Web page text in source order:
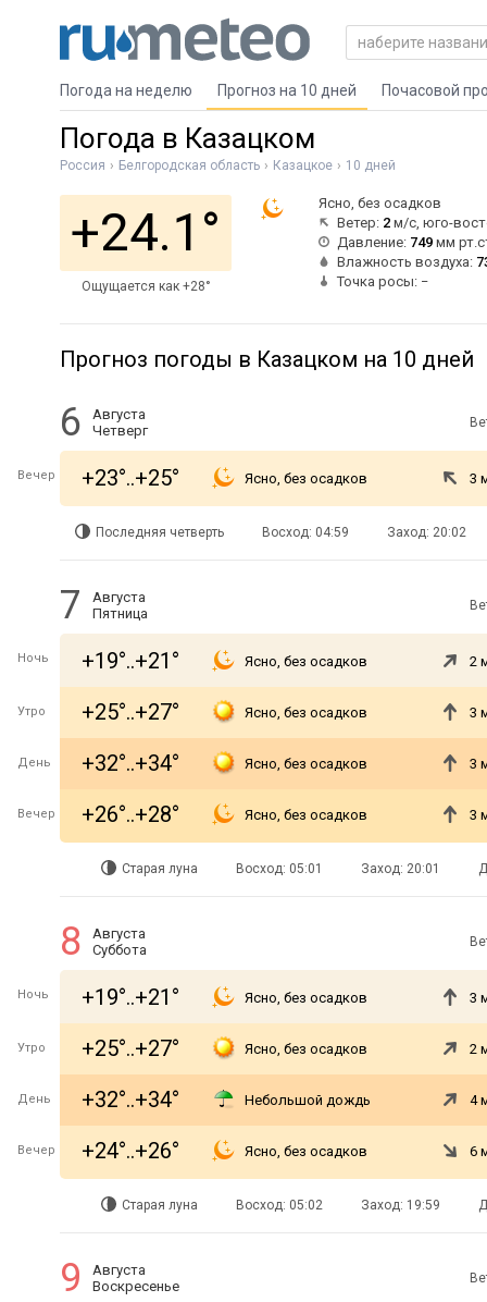
Погода на неделю Прогноз на 10 дней Почасовой
Погода в Казацком
Россия Белгородская область Казацкое 10 дней
+24.1°
Ощущается как +28°
Ясно, без осадков
Ветер: 2 м/с, юго-
Давление: 749 мм
Влажность воздуха:
Точка росы: −
Прогноз погоды в Казацком на 10 дней
6
Августа
Четверг
Вечер +23°..+25° Ясно, без осадков 3
Последняя четверть Восход: 04:59 Заход: 20:02
7
Августа
Пятница
Ночь +19°..+21° Ясно, без осадков 2
Утро +25°..+27° Ясно, без осадков 3
День +32°..+34° Ясно, без осадков 3
Вечер +26°..+28° Ясно, без осадков 3
Старая луна Восход: 05:01 Заход: 20:01
8
Августа
Суббота
Ночь +19°..+21° Ясно, без осадков 3
Утро +25°..+27° Ясно, без осадков 2
День +32°..+34° Небольшой дождь 4
Вечер +24°..+26° Ясно, без осадков 6
Старая луна Восход: 05:02 Заход: 19:59
9
Августа
Воскресенье